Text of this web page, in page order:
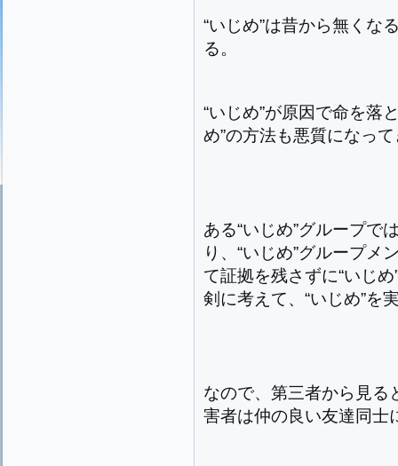
“いじめ”は昔から無くな
る。
“いじめ”が原因で命を落
め”の方法も悪質になっ
ある“いじめ”グループで
り、“いじめ”グループメ
て証拠を残さずに“いじ
剣に考えて、“いじめ”を
なので、第三者から見る
害者は仲の良い友達同士